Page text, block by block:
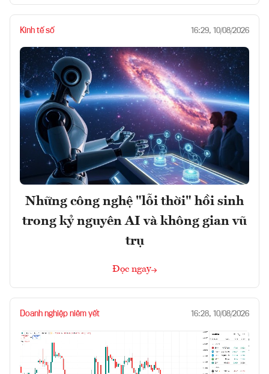
Kinh tế số 16:29, 10/08/2026
Những công nghệ "lỗi thời" hồi sinh
trong kỷ nguyên AI và không gian vũ
trụ
Đọc ngay
Doanh nghiệp niêm yết 16:28, 10/08/2026